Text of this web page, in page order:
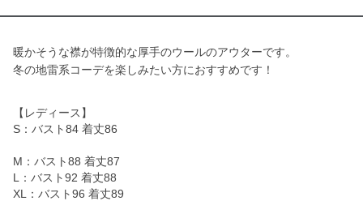
暖かそうな襟が特徴的な厚手のウールのアウターです。
冬の地雷系コーデを楽しみたい方におすすめです！
【レディース】
S：バスト84 着丈86
M：バスト88 着丈87
L：バスト92 着丈88
XL：バスト96 着丈89